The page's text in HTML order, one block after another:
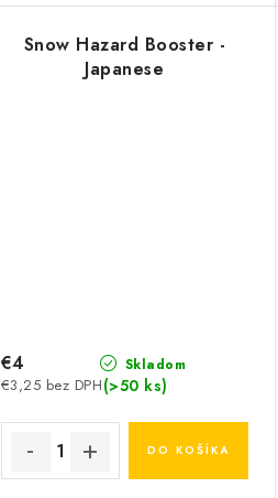
Snow Hazard Booster -
Japanese
Skladom
(>50 ks)
€3,25 bez DPH
€4
DO KOŠÍKA